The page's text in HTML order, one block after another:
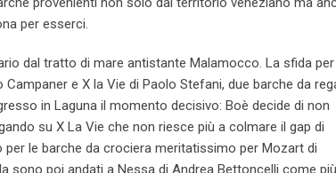
per esserci.
dal tratto di mare antistante Malamocco. La sfida
e X la Vie di Paolo Stefani, due barche da
in Laguna il momento decisivo: Boè decide di non
su X La Vie che non riesce più a colmare il gap di
le barche da crociera meritatissimo per Mozart di
sono poi andati a Nessa di Andrea Bettoncelli come